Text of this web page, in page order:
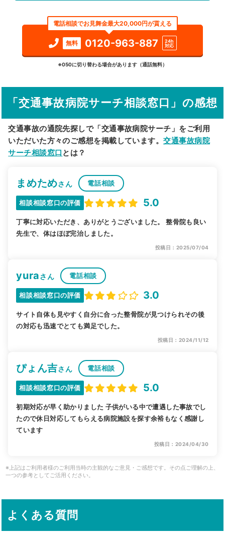
検索する
詳細条件で絞り込む
駅から探す 院名から探す
電話相談でお見舞金最大20,000円が貰える
無料 0120-963-887
24h
対応
※050に切り替わる場合があります（通話無料）
「交通事故病院サーチ相談窓口」の感想
交通事故の通院先探しで「交通事故病院サーチ」をご利用
いただいた方々のご感想を掲載しています。交通事故病院
サーチ相談窓口 とは？
まめためさん 電話相談
相談相談窓口の評価 5.0
丁寧に対応いただき、ありがとうございました。 整骨院も良い
先生で、体はほぼ完治しました。
投稿日：2025/07/04
yuraさん 電話相談
相談相談窓口の評価 3.0
サイト自体も見やすく自分に合った整骨院が見つけられその後
の対応も迅速でとても満足でした。
投稿日：2024/11/12
ぴょん吉さん 電話相談
相談相談窓口の評価 5.0
初期対応が早く助かりました 子供がいる中で遭遇した事故でし
たので休日対応してもらえる病院施設を探す余裕もなく感謝し
ています
投稿日：2024/04/30
※上記はご利用者様のご利用当時の主観的なご意見・ご感想です。その点ご理解の上、
一つの参考としてご活用ください。
よくある質問